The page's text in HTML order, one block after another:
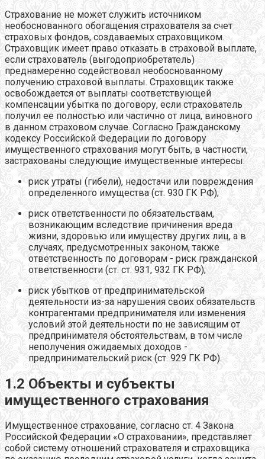
Страхование не может служить источником
необоснованного обогащения страхователя за счет
страховых фондов, создаваемых страховщиком.
Страховщик имеет право отказать в страховой выплате,
если страхователь (выгодоприобретатель)
преднамеренно содействовал необоснованному
получению страховой выплаты. Страховщик также
освобождается от выплаты соответствующей
компенсации убытка по договору, если страхователь
получил ее полностью или частично от лица, виновного
в данном страховом случае. Согласно Гражданскому
кодексу Российской Федерации по договору
имущественного страхования могут быть, в частности,
застрахованы следующие имущественные интересы:
риск утраты (гибели), недостачи или повреждения
определенного имущества (ст. 930 ГК РФ);
риск ответственности по обязательствам,
возникающим вследствие причинения вреда
жизни, здоровью или имуществу других лиц, а в
случаях, предусмотренных законом, также
ответственность по договорам - риск гражданской
ответственности (ст. ст. 931, 932 ГК РФ);
риск убытков от предпринимательской
деятельности из-за нарушения своих обязательств
контрагентами предпринимателя или изменения
условий этой деятельности по не зависящим от
предпринимателя обстоятельствам, в том числе
неполучения ожидаемых доходов -
предпринимательский риск (ст. 929 ГК РФ).
1.2 Объекты и субъекты
имущественного страхования
Имущественное страхование, согласно ст. 4 Закона
Российской Федерации «О страховании», представляет
собой систему отношений страхователя и страховщика